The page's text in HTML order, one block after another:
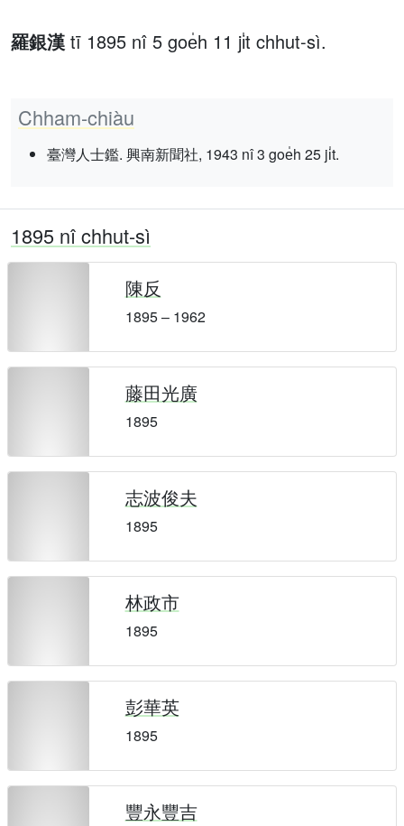
羅銀漢 tī 1895 nî 5 goe̍h 11 ji̍t chhut-sì.
Chham-chiàu
臺灣人士鑑. 興南新聞社, 1943 nî 3 goe̍h 25 ji̍t.
1895 nî chhut-sì
陳反
1895 – 1962
藤田光廣
1895
志波俊夫
1895
林政市
1895
彭華英
1895
豐永豐吉